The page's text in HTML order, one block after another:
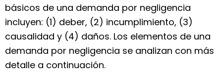
básicos de una demanda por negligencia
incluyen: (1) deber, (2) incumplimiento, (3)
causalidad y (4) daños. Los elementos de una
demanda por negligencia se analizan con más
detalle a continuación.